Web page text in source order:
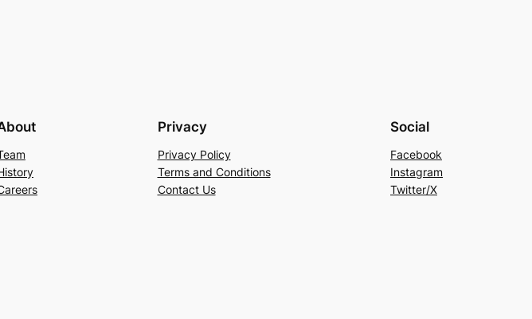
Privacy
Privacy Policy
Terms and Conditions
Contact Us
Social
Facebook
Instagram
Twitter/X